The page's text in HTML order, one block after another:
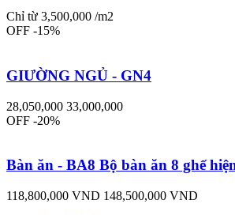
Chỉ từ 3,500,000 /m2
OFF -15%
GIƯỜNG NGỦ - GN4
28,050,000 33,000,000
OFF -20%
Bàn ăn - BA8 Bộ bàn ăn 8 ghế
118,800,000 VND 148,500,000 VND